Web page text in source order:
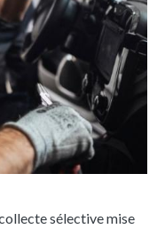
sélective mise